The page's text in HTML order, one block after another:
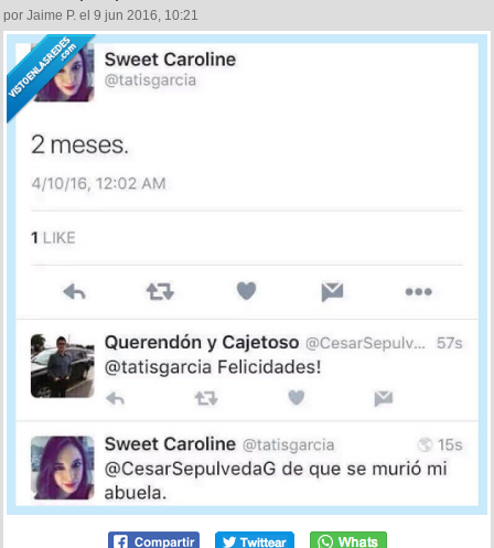
por Jaime P. el 9 jun 2016, 10:21